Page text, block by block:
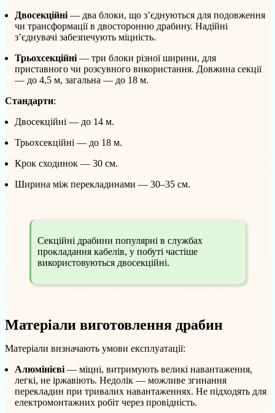
Двосекційні — два блоки, що з’єднуються для подовження
чи трансформації в двосторонню драбину. Надійні
з’єднувачі забезпечують міцність.
Трьохсекційні — три блоки різної ширини, для
приставного чи розсувного використання. Довжина секції
— до 4,5 м, загальна — до 18 м.
Стандарти:
Двосекційні — до 14 м.
Трьохсекційні — до 18 м.
Крок сходинок — 30 см.
Ширина між перекладинами — 30–35 см.
Секційні драбини популярні в службах
прокладання кабелів, у побуті частіше
використовуються двосекційні.
Матеріали виготовлення драбин
Матеріали визначають умови експлуатації:
Алюмінієві — міцні, витримують великі навантаження,
легкі, не іржавіють. Недолік — можливе згинання
перекладин при тривалих навантаженнях. Не підходять для
електромонтажних робіт через провідність.